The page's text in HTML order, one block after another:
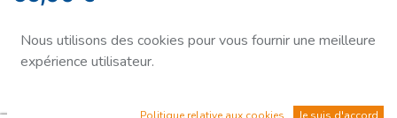
Nous utilisons des cookies pour vous fournir une meilleure
expérience utilisateur.